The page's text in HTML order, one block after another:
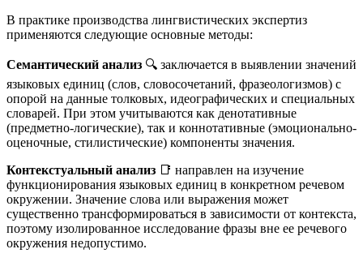
В практике производства лингвистических экспертиз
применяются следующие основные методы:
Семантический анализ 🔍 заключается в выявлении значений
языковых единиц (слов, словосочетаний, фразеологизмов) с
опорой на данные толковых, идеографических и специальных
словарей. При этом учитываются как денотативные
(предметно-логические), так и коннотативные (эмоционально-
оценочные, стилистические) компоненты значения.
Контекстуальный анализ 📑 направлен на изучение
функционирования языковых единиц в конкретном речевом
окружении. Значение слова или выражения может
существенно трансформироваться в зависимости от контекста,
поэтому изолированное исследование фразы вне ее речевого
окружения недопустимо.